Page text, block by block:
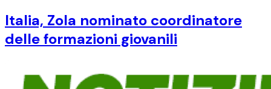
Italia, Zola nominato coordinatore
delle formazioni giovanili